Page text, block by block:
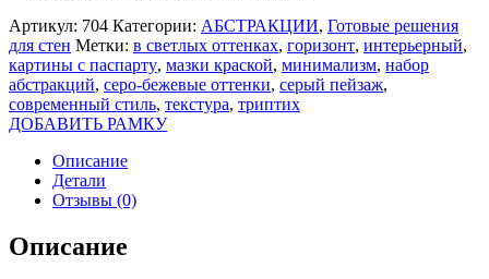
Артикул: 704 Категории: АБСТРАКЦИИ, Готовые решения
для стен Метки: в светлых оттенках, горизонт, интерьерный,
картины с паспарту, мазки краской, минимализм, набор
абстракций, серо-бежевые оттенки, серый пейзаж,
современный стиль, текстура, триптих
ДОБАВИТЬ РАМКУ
Описание
Детали
Отзывы (0)
Описание